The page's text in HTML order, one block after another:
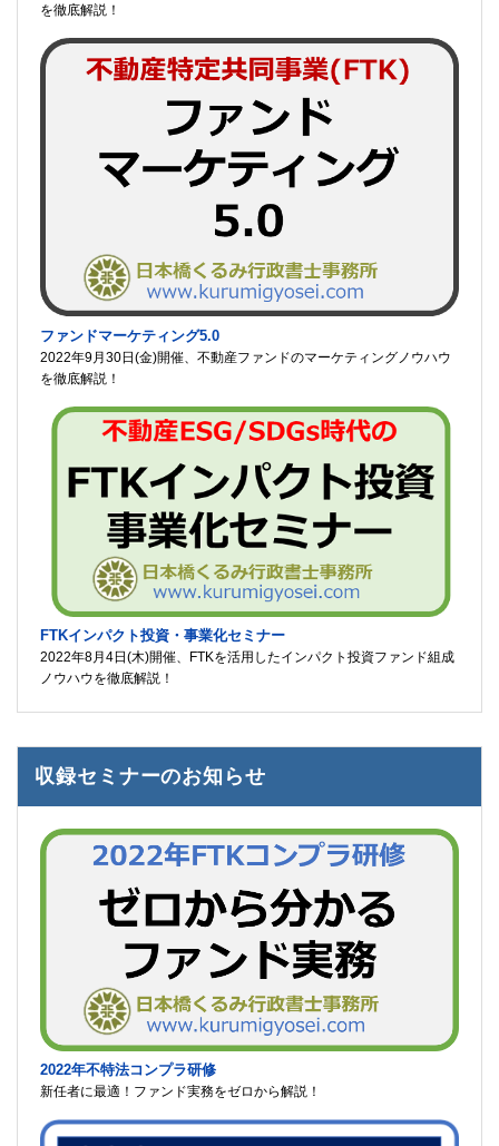
を徹底解説！
ファンドマーケティング5.0
2022年9月30日(金)開催、不動産ファンドのマーケティングノウハウ
を徹底解説！
FTKインパクト投資・事業化セミナー
2022年8月4日(木)開催、FTKを活用したインパクト投資ファンド組成
ノウハウを徹底解説！
収録セミナーのお知らせ
2022年不特法コンプラ研修
新任者に最適！ファンド実務をゼロから解説！